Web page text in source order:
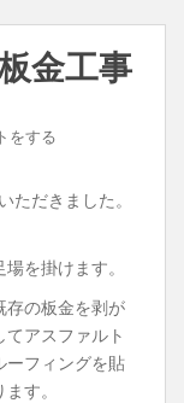
金工事
をする
ただきました。
場を掛けます。
存の板金を剥が
てアスファルト
ーフィングを貼
ます。